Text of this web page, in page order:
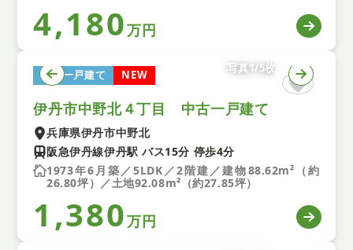
4,180万円
中古一戸建て NEW
写真1/5枚
伊丹市中野北４丁目 中古一戸建て
兵庫県伊丹市中野北
阪急伊丹線伊丹駅 バス15分 停歩4分
1973年6月築／5LDK／2階建／建物88.62m²（約
26.80坪）／土地92.08m²（約27.85坪）
1,380万円